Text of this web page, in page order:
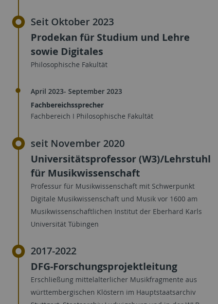
Seit Oktober 2023
Prodekan für Studium und Lehre
sowie Digitales
Philosophische Fakultät
April 2023- September 2023
Fachbereichssprecher
Fachbereich I Philosophische Fakultät
seit November 2020
Universitätsprofessor (W3)/Lehrstuhl
für Musikwissenschaft
Professur für Musikwissenschaft mit Schwerpunkt
Digitale Musikwissenschaft und Musik vor 1600 am
Musikwissenschaftlichen Institut der Eberhard Karls
Universität Tübingen
2017-2022
DFG-Forschungsprojektleitung
Erschließung mittelalterlicher Musikfragmente aus
württembergischen Klöstern im Hauptstaatsarchiv